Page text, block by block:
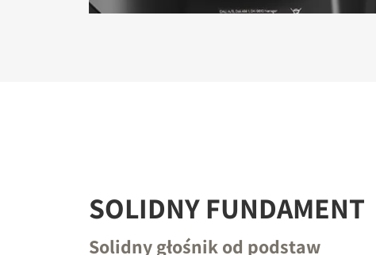
SOLIDNY FUNDAMENT
Solidny głośnik od podstaw